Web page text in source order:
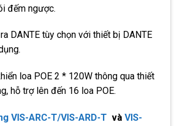
đếm ngược.
DANTE tùy chọn với thiết bị DANTE
loa POE 2 * 120W thông qua thiết
hỗ trợ lên đến 16 loa POE.
VIS-ARC-T/VIS-ARD-T và VIS-